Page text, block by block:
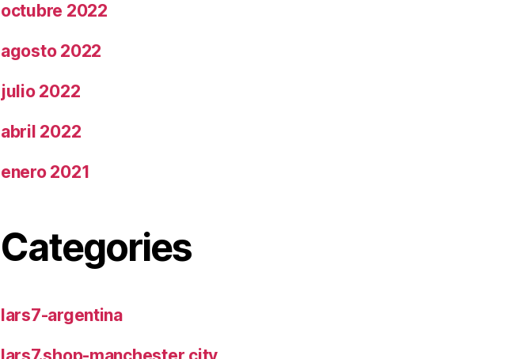
octubre 2022
agosto 2022
julio 2022
abril 2022
enero 2021
Categories
lars7-argentina